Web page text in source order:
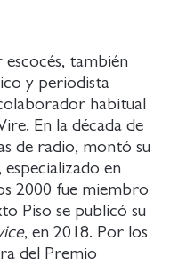
también
y periodista
habitual
En la década de
de radio, montó su
en
2000 fue miembro
Piso se publicó su
, en 2018. Por los
del Premio